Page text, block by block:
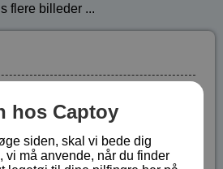
flere billeder ...
banerne.
65274 med 29 dele, 10
spand, der gør det nemt at
hos Captoy
siden, skal vi bede dig
må anvende, når du finder